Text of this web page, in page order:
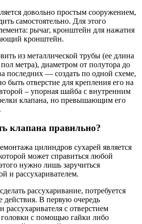
довольно простым сооружением,
самостоятельно. Для этого
рычаг, кронштейн для нажатия
кронштейн.
из металлической трубы (ее длина
метра), диаметром от полутора до
последних — создать по одной схеме,
быть отверстие для крепления его на
– упорная шайба с внутренним
клапана, но превышающим его
клапана правильно?
цилиндров сухарей является
может справиться любой
нужно лишь заручиться
и рассухаривателем.
рассухаривание, потребуется
В первую очередь
с отверстием
головки с помощью гайки либо